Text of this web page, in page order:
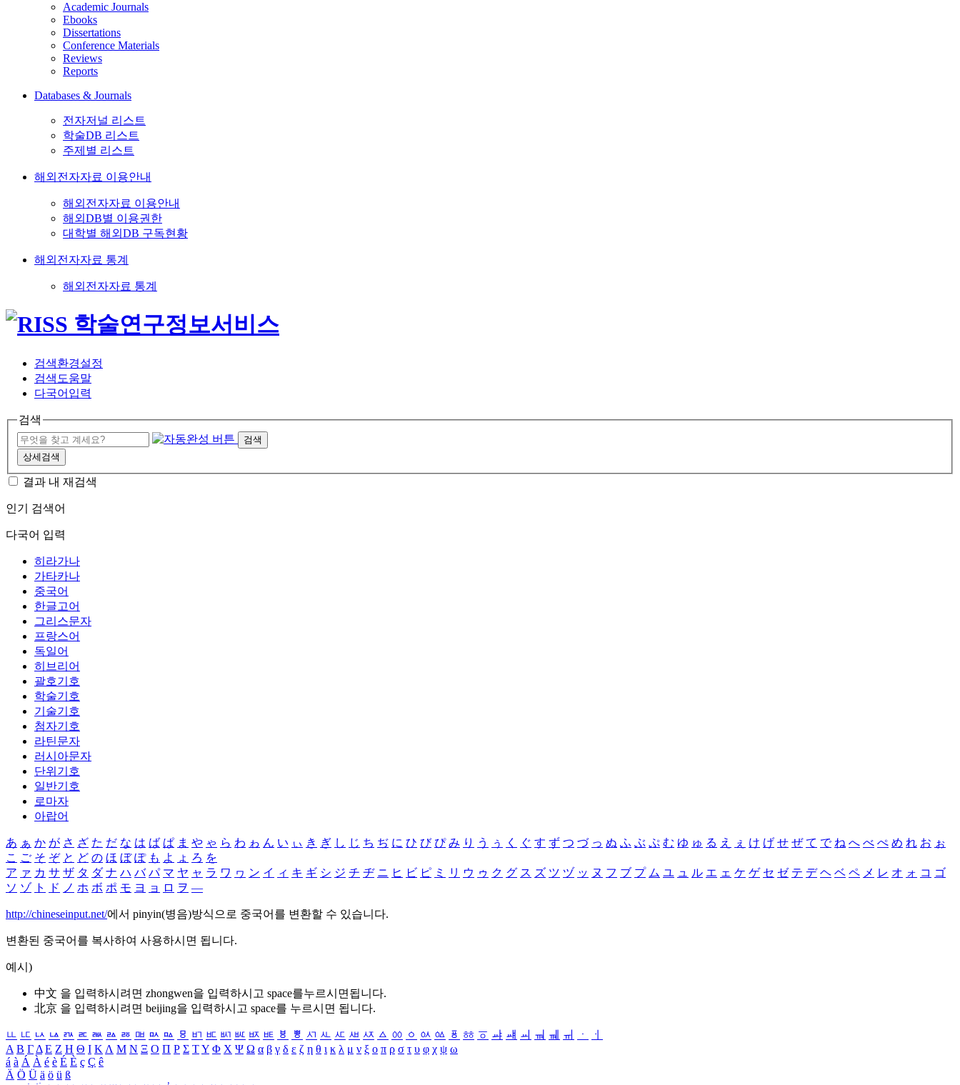
Academic Journals
Ebooks
Dissertations
Conference Materials
Reviews
Reports
Databases & Journals
전자저널 리스트
학술DB 리스트
주제별 리스트
해외전자자료 이용안내
해외전자자료 이용안내
해외DB별 이용권한
대학별 해외DB 구독현황
해외전자자료 통계
해외전자자료 통계
검색환경설정
검색도움말
다국어입력
검색
검색
상세검색
결과 내 재검색
인기 검색어
다국어 입력
히라가나
가타카나
중국어
한글고어
그리스문자
프랑스어
독일어
히브리어
괄호기호
학술기호
기술기호
첨자기호
라틴문자
러시아문자
단위기호
일반기호
로마자
아랍어
あ ぁ か が さ ざ た だ な は ば ぱ ま や ゃ ら わ ゎ ん い ぃ き ぎ し じ ち ぢ に ひ び ぴ み り う ぅ く ぐ す ず つ づ っ ぬ ふ ぶ ぷ む ゆ ゅ る え ぇ け げ せ ぜ て で ね へ べ ぺ め れ お ぉ
こ ご そ ぞ と ど の ほ ぼ ぽ も よ ょ ろ を
ア ァ カ サ ザ タ ダ ナ ハ バ パ マ ヤ ャ ラ ワ ヮ ン イ ィ キ ギ シ ジ チ ヂ ニ ヒ ビ ピ ミ リ ウ ゥ ク グ ス ズ ツ ヅ ッ ヌ フ ブ プ ム ユ ュ ル エ ェ ケ ゲ セ ゼ テ デ ヘ ベ ペ メ レ オ ォ コ ゴ
ソ ゾ ト ド ノ ホ ボ ポ モ ヨ ョ ロ ヲ ―
http://chineseinput.net/에서 pinyin(병음)방식으로 중국어를 변환할 수 있습니다.
변환된 중국어를 복사하여 사용하시면 됩니다.
예시)
中文 을 입력하시려면 zhongwen을 입력하시고 space를누르시면됩니다.
北京 을 입력하시려면 beijing을 입력하시고 space를 누르시면 됩니다.
ㅥ ㅦ ㅧ ㅨ ㅩ ㅪ ㅫ ㅬ ㅭ ㅮ ㅯ ㅰ ㅱ ㅲ ㅳ ㅴ ㅵ ㅶ ㅷ ㅸ ㅹ ㅺ ㅻ ㅼ ㅽ ㅾ ㅿ ㆀ ㆁ ㆂ ㆃ ㆄ ㆅ ㆆ ㆇ ㆈ ㆉ ㆊ ㆋ ㆌ ㆍ
ㆎ
Α Β ΓΔ Ε Ζ Η Θ Ι ΚΛ Μ Ν Ξ Ο Π Ρ Σ ΤΥ Φ Χ Ψ Ω α β γ δ ε ζ η θ ι κ λ μ ν ξ ο π ρ σ τ υ φ χ ψ ω
á à Á À é è É È ç Ç ê
Ä Ö Ü ä ö ü ß